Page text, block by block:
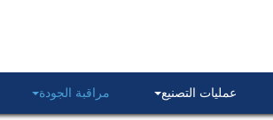
عمليات التصنيع مراقبة الجودة